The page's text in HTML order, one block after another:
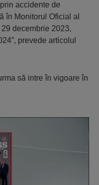
accidente de
în Monitorul Oficial al
decembrie 2023,
prevede articolul
să intre în vigoare în